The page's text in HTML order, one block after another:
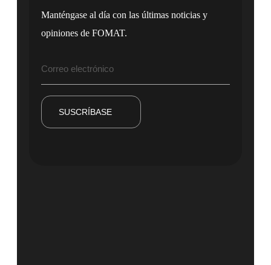
Manténgase al día con las últimas noticias y
opiniones de FOMAT.
SUSCRÍBASE